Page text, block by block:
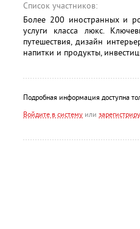
Список участников:
Более 200 иностранных и
услуги класса люкс.
путешествия, дизайн
напитки и продукты,
Подробная информация доступна
Войдите в систему или